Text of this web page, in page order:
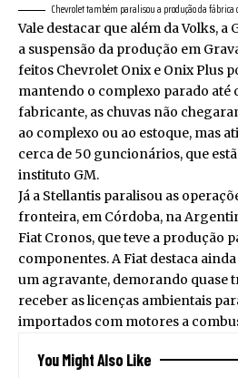
Chevrolet também paralisou a produção da fábrica
Vale destacar que além da Volks,
a suspensão da produção em
feitos Chevrolet Onix e Onix Plus
mantendo o complexo parado até
fabricante, as chuvas não
ao complexo ou ao estoque, mas
cerca de 50 guncionários, que
instituto GM.
Já a Stellantis paralisou as
fronteira, em Córdoba, na
Fiat Cronos, que teve a produção
componentes. A Fiat destaca
um agravante, demorando quase
receber as licenças ambientais
importados com motores a
You Might Also Like